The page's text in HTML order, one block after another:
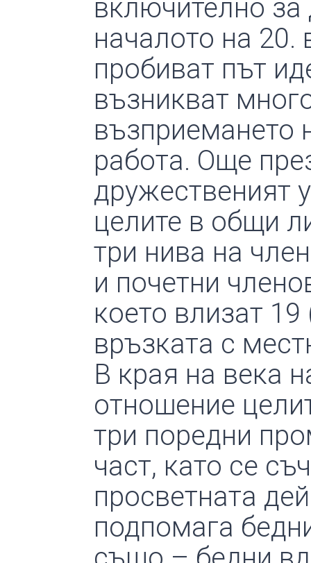
включително
началото на 20.
пробиват път
възникват
възприемането
работа. Още
дружественият
целите в общи
три нива на
и почетни
което влизат
връзката с
В края на века
отношение
три поредни
част, като се
просветната
подпомага